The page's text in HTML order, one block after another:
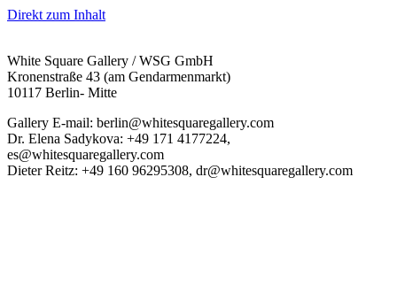
Direkt zum Inhalt
White Square Gallery / WSG GmbH
Kronenstraße 43 (am Gendarmenmarkt)
10117 Berlin- Mitte
Gallery E-mail: berlin@whitesquaregallery.com
Dr. Elena Sadykova: +49 171 4177224,
es@whitesquaregallery.com
Dieter Reitz: +49 160 96295308, dr@whitesquaregallery.com